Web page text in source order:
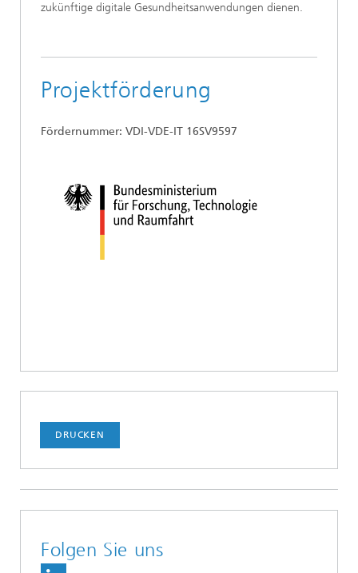
zukünftige digitale Gesundheitsanwendungen dienen.
Projektförderung
Fördernummer: VDI-VDE-IT 16SV9597
DRUCKEN
Folgen Sie uns